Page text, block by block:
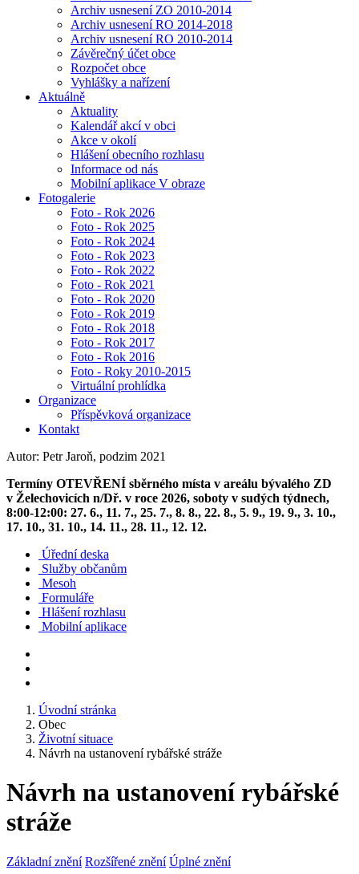
Archiv usnesení ZO 2010-2014
Archiv usnesení RO 2014-2018
Archiv usnesení RO 2010-2014
Závěrečný účet obce
Rozpočet obce
Vyhlášky a nařízení
Aktuálně
Aktuality
Kalendář akcí v obci
Akce v okolí
Hlášení obecního rozhlasu
Informace od nás
Mobilní aplikace V obraze
Fotogalerie
Foto - Rok 2026
Foto - Rok 2025
Foto - Rok 2024
Foto - Rok 2023
Foto - Rok 2022
Foto - Rok 2021
Foto - Rok 2020
Foto - Rok 2019
Foto - Rok 2018
Foto - Rok 2017
Foto - Rok 2016
Foto - Roky 2010-2015
Virtuální prohlídka
Organizace
Příspěvková organizace
Kontakt
Autor: Petr Jaroň, podzim 2021
Termíny OTEVŘENÍ sběrného místa v areálu bývalého ZD
v Želechovicích n/Dř. v roce 2026, soboty v sudých týdnech,
8:00-12:00: 27. 6., 11. 7., 25. 7., 8. 8., 22. 8., 5. 9., 19. 9., 3. 10.,
17. 10., 31. 10., 14. 11., 28. 11., 12. 12.
Úřední deska
Služby občanům
Mesoh
Formuláře
Hlášení rozhlasu
Mobilní aplikace
Úvodní stránka
Obec
Životní situace
Návrh na ustanovení rybářské stráže
Návrh na ustanovení rybářské
stráže
Základní znění Rozšířené znění Úplné znění